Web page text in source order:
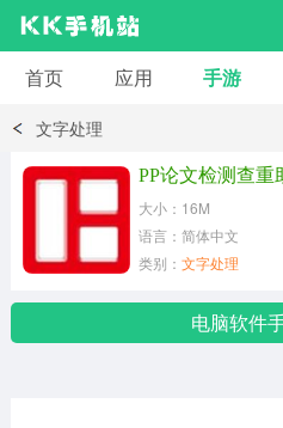
安卓应用
小说漫画
首页 应用 手游
文字处理
PP论文检测查重
大小：16M
语言：简体中文
类别： 文字处理
电脑软件